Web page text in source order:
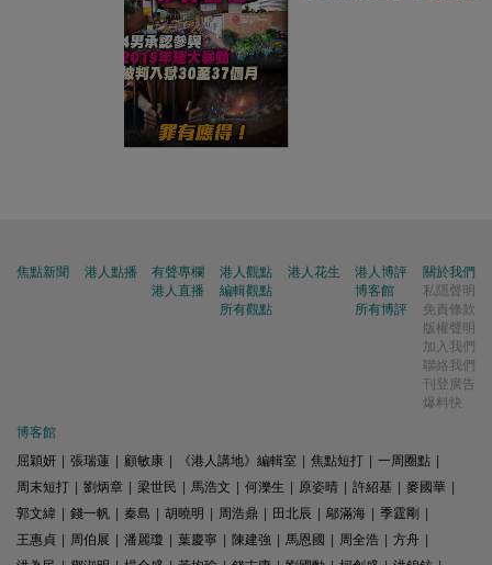
焦點新聞 港人點播
有聲專欄
港人直播
港人觀點
編輯觀點
所有觀點
港人花生
港人博評
博客館
所有博評
關於我們
私隱聲明
免責條款
版權聲明
加入我們
聯絡我們
刊登廣告
爆料快
博客館
屈穎妍
張瑞蓮 顧敏康 《港人講地》編輯室 焦點短打 一周圈點
周末短打
劉炳章 梁世民 馬浩文 何濼生 原姿晴 許紹基 麥國華
郭文緯
錢一帆 秦島 胡曉明 周浩鼎 田北辰 鄔滿海 季霆剛
王惠貞
周伯展 潘麗瓊 葉慶寧 陳建強 馬恩國 周全浩 方舟